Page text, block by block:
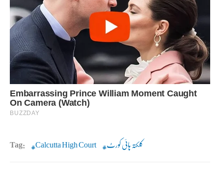
Tag: Calcutta High Court کلکتہ ہائی کورٹ